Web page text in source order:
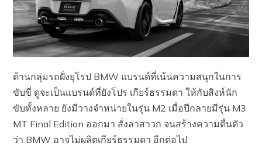
ด้านกลุ่มรถฝั่งยุโรป BMW แบรนด์ที่เน้นความสนุกในการ
ขับขี่ ดูจะเป็นแบรนด์ที่ยังโปร เกียร์ธรรมดา ให้กับสิงห์นัก
ขับทั้งหลาย ยังมีวางจำหน่ายในรุ่น M2 เมื่อปีกลายมีรุ่น M3
MT Final Edition ออกมา สั่งลาสาวก จนสร้างความตื่นตัว
ว่า BMW อาจไม่ผลิตเกียร์ธรรมดา อีกต่อไป